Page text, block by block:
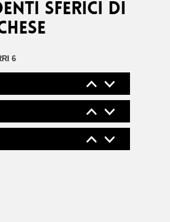
sferici di
6